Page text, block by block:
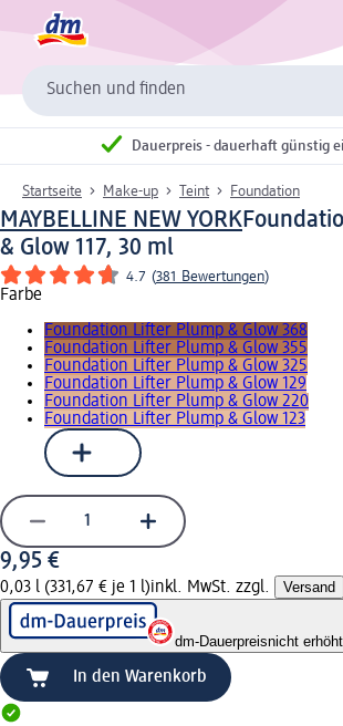
Suchen und finden
Dauerpreis - dauerhaft günstig
Startseite Make-up Teint Foundation
MAYBELLINE NEW YORK
& Glow 117, 30 ml
4.7 (381 Bewertungen)
Farbe
Foundation Lifter Plump & Glow 368
Foundation Lifter Plump & Glow 355
Foundation Lifter Plump & Glow 325
Foundation Lifter Plump & Glow 129
Foundation Lifter Plump & Glow 220
Foundation Lifter Plump & Glow 123
9,95 €
0,03 l (331,67 € je 1 l)inkl. MwSt. zzgl. Versand
dm-Dauerpreisnicht
In den Warenkorb